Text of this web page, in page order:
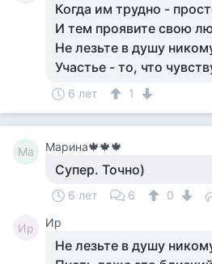
Когда им трудно -
И тем проявите свою
Не лезьте в душу
Участье - то, что
6 лет 1
Ма Марина🍁🍁🍁
Супер. Точно)
6 лет 6 0
Ир Ир
Не лезьте в душу